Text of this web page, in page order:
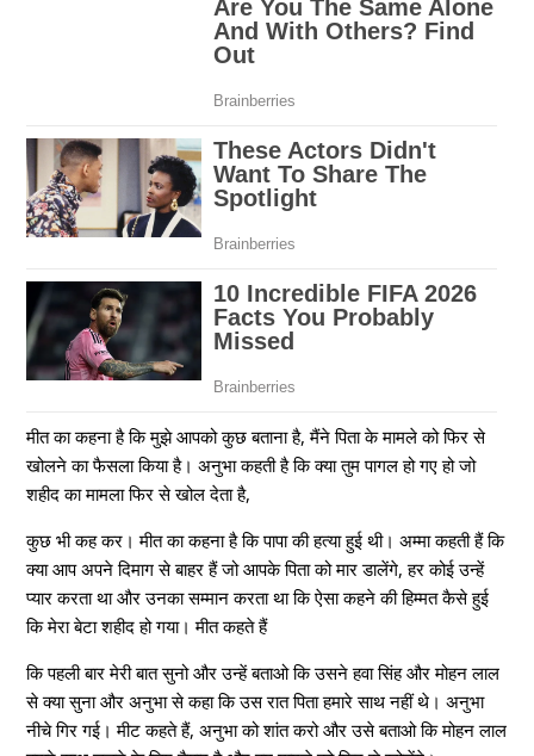
मीत का कहना है कि मुझे आपको कुछ बताना है, मैंने पिता के मामले को फिर से
खोलने का फैसला किया है। अनुभा कहती है कि क्या तुम पागल हो गए हो जो
शहीद का मामला फिर से खोल देता है,
कुछ भी कह कर। मीत का कहना है कि पापा की हत्या हुई थी। अम्मा कहती हैं कि
क्या आप अपने दिमाग से बाहर हैं जो आपके पिता को मार डालेंगे, हर कोई उन्हें
प्यार करता था और उनका सम्मान करता था कि ऐसा कहने की हिम्मत कैसे हुई
कि मेरा बेटा शहीद हो गया। मीत कहते हैं
कि पहली बार मेरी बात सुनो और उन्हें बताओ कि उसने हवा सिंह और मोहन लाल
से क्या सुना और अनुभा से कहा कि उस रात पिता हमारे साथ नहीं थे। अनुभा
नीचे गिर गई। मीट कहते हैं, अनुभा को शांत करो और उसे बताओ कि मोहन लाल